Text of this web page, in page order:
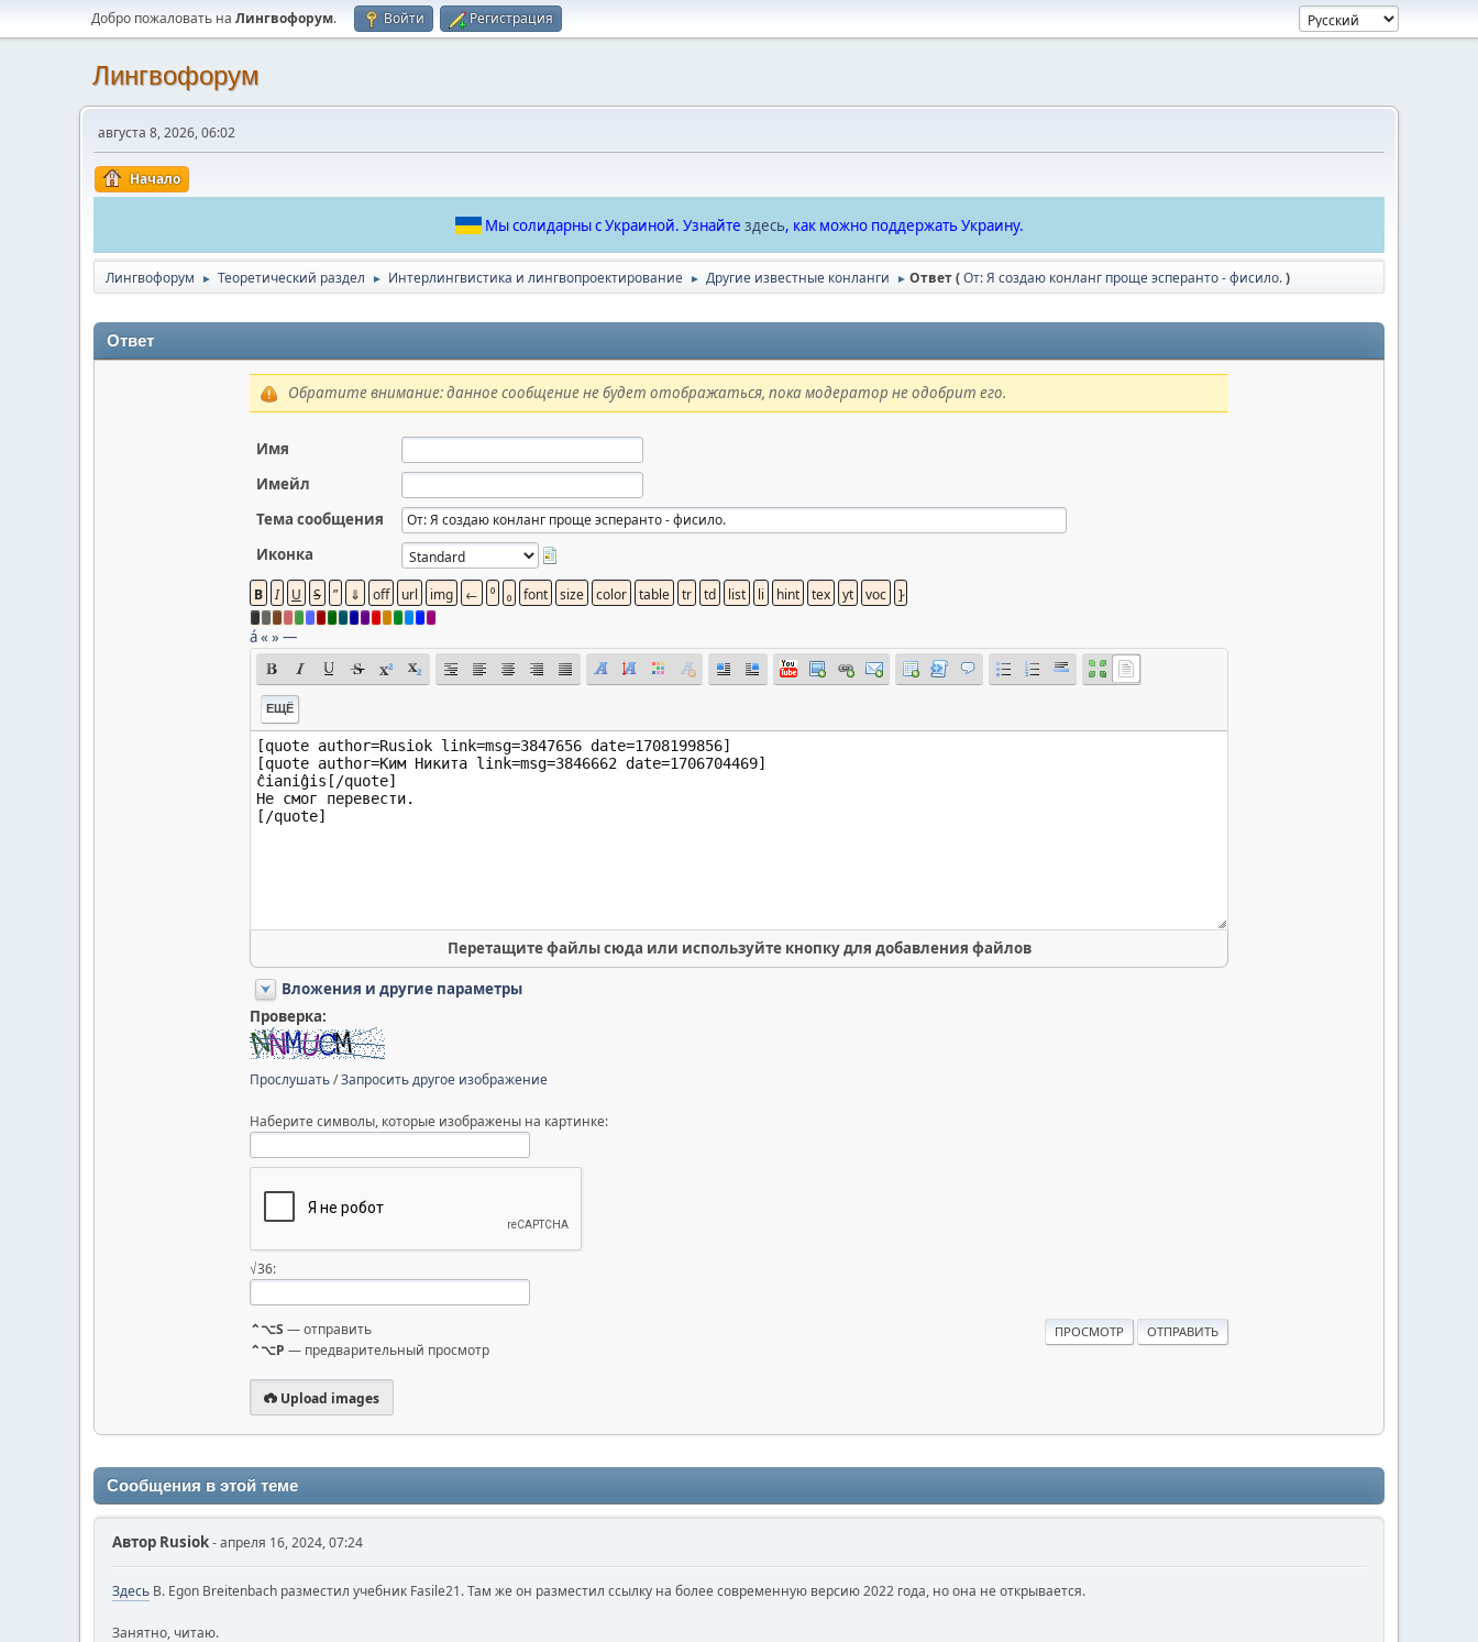
Добро пожаловать на Лингвофорум. Войти Регистрация
Лингвофорум
августа 8, 2026, 06:02
Начало
Мы солидарны с Украиной. Узнайте здесь, как можно поддержать Украину.
Лингвофорум ► Теоретический раздел ► Интерлингвистика и лингвопроектирование ► Другие известные конланги ► Ответ (От: Я создаю конланг проще эсперанто - фисило.)
Ответ
Обратите внимание: данное сообщение не будет отображаться, пока модератор не одобрит его.
Имя
Имейл
Тема сообщения
Иконка
á« »—
ЕЩЁ
Перетащите файлы сюда или используйте кнопку для добавления файлов
Вложения и другие параметры
Проверка:
Прослушать/Запросить другое изображение
Наберите символы, которые изображены на картинке:
√36:
⌃⌥S — отправить
⌃⌥P — предварительный просмотр
Upload images
Сообщения в этой теме
Автор Rusiok- апреля 16, 2024, 07:24
Здесь B. Egon Breitenbach разместил учебник Fasile21. Там же он разместил ссылку на более современную версию 2022 года, но она не открывается.
Занятно, читаю.